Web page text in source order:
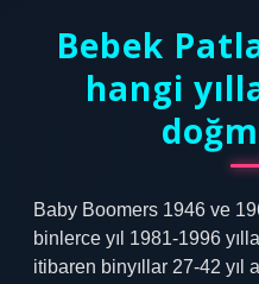
Bebek
hangi
Baby Boomers 1946 ve
binlerce yıl 1981-1996
itibaren binyıllar 27-42 yıl